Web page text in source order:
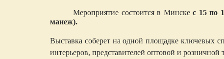
Мероприятие состоится в Минскес 15 по
манеж).
Выставка соберет на одной площадке ключевых
интерьеров, представителей оптовой и